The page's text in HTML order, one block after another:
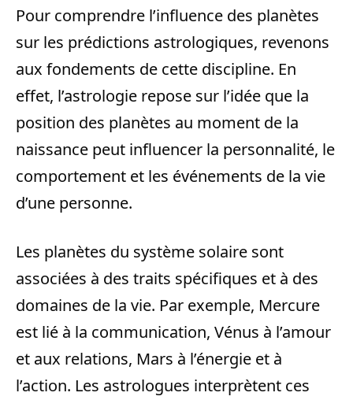
Pour comprendre l’influence des planètes
sur les prédictions astrologiques, revenons
aux fondements de cette discipline. En
effet, l’astrologie repose sur l’idée que la
position des planètes au moment de la
naissance peut influencer la personnalité, le
comportement et les événements de la vie
d’une personne.
Les planètes du système solaire sont
associées à des traits spécifiques et à des
domaines de la vie. Par exemple, Mercure
est lié à la communication, Vénus à l’amour
et aux relations, Mars à l’énergie et à
l’action. Les astrologues interprètent ces